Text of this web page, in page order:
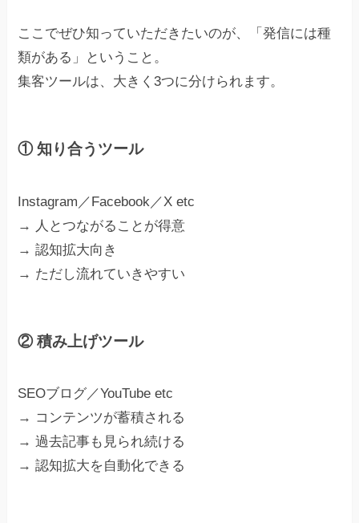
ここでぜひ知っていただきたいのが、「発信には種
類がある」ということ。
集客ツールは、大きく3つに分けられます。
① 知り合うツール
Instagram／Facebook／X etc
→ 人とつながることが得意
→ 認知拡大向き
→ ただし流れていきやすい
② 積み上げツール
SEOブログ／YouTube etc
→ コンテンツが蓄積される
→ 過去記事も見られ続ける
→ 認知拡大を自動化できる